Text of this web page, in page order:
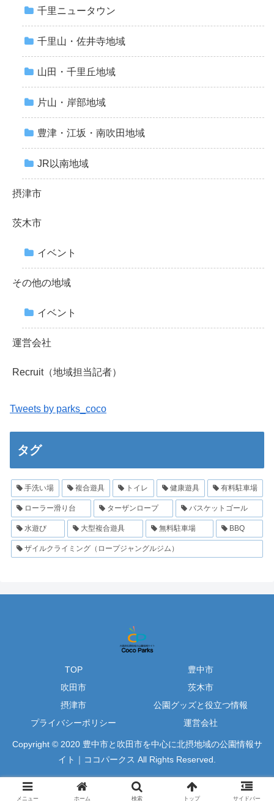
千里ニュータウン
千里山・佐井寺地域
山田・千里丘地域
片山・岸部地域
豊津・江坂・南吹田地域
JR以南地域
摂津市
茨木市
イベント
その他の地域
イベント
運営会社
Recruit（地域担当記者）
Tweets by parks_coco
タグ
手洗い場 複合遊具 トイレ 健康遊具 有料駐車場
ローラー滑り台 ターザンロープ バスケットゴール
水遊び 大型複合遊具 無料駐車場 BBQ
ザイルクライミング（ロープジャングルジム）
TOP
豊中市
吹田市
茨木市
摂津市
公園グッズと役立つ情報
プライバシーポリシー
運営会社
Copyright © 2020 豊中市と吹田市を中心に北摂地域の公園情報サ
イト｜ココパークス All Rights Reserved.
メニュー ホーム 検索 トップ サイドバー